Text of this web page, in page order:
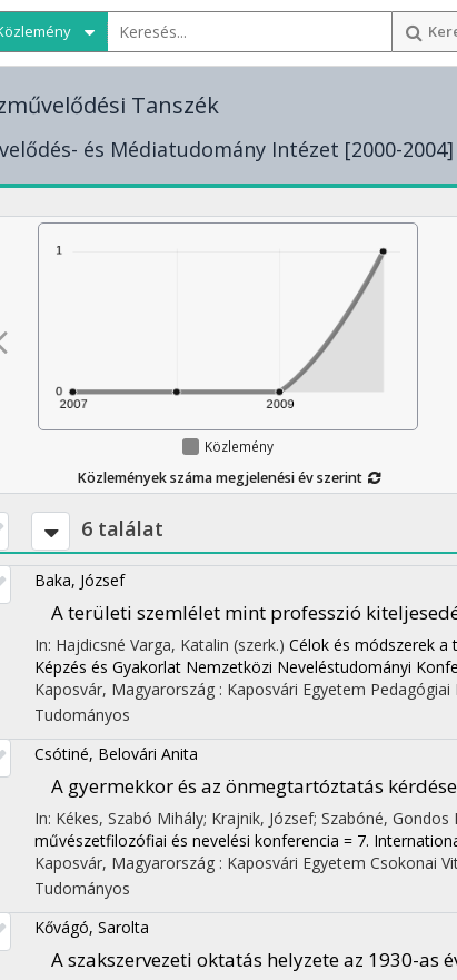
Tanszék
és Médiatudomány Intézet [2000-2004]
Közlemény
Közlemények száma megjelenési év szerint
6 találat
Baka, József
A területi szemlélet mint professzió
In: Hajdicsné Varga, Katalin (szerk.) Célok és módszerek a
Képzés és Gyakorlat Nemzetközi Neveléstudományi
Kaposvár, Magyarország : Kaposvári Egyetem Pedagógiai
Tudományos
Csótiné, Belovári Anita
A gyermekkor és az önmegtartóztatás
In: Kékes, Szabó Mihály; Krajnik, József; Szabóné, Gondos
művészetfilozófiai és nevelési konferencia = 7.
Kaposvár, Magyarország : Kaposvári Egyetem Csokonai
Tudományos
Kővágó, Sarolta
A szakszervezeti oktatás helyzete az 1930-as